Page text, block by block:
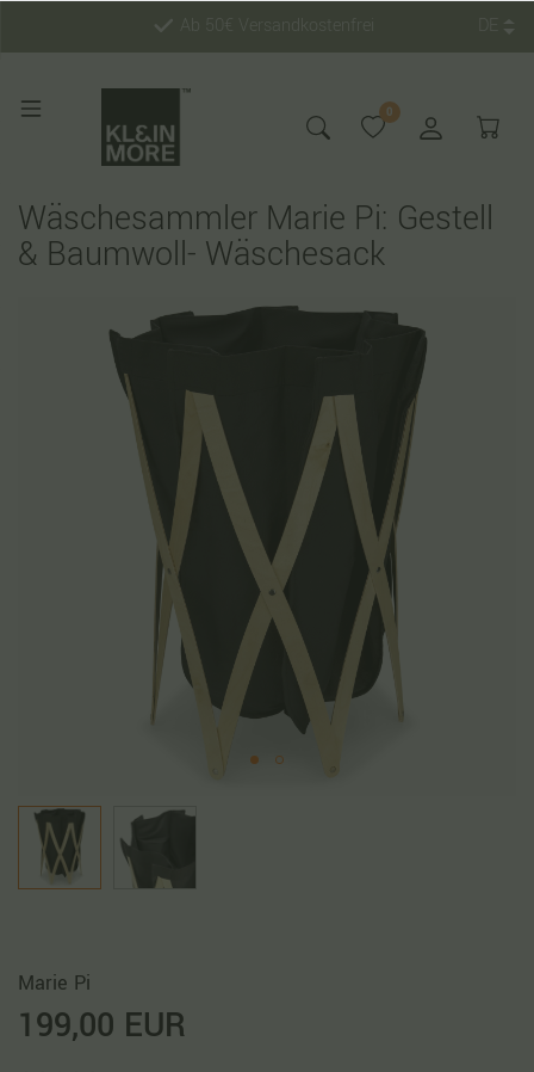
0
Wäschesammler Marie Pi: Gestell
& Baumwoll- Wäschesack
Marie Pi
199,00 EUR